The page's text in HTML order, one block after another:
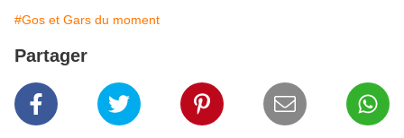
#Gos et Gars du moment
Partager